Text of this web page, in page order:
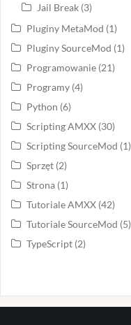
Jail Break (3)
Pluginy MetaMod (1)
Pluginy SourceMod (1)
Programowanie (21)
Programy (4)
Python (6)
Scripting AMXX (30)
Scripting SourceMod (1)
Sprzęt (2)
Strona (1)
Tutoriale AMXX (42)
Tutoriale SourceMod (5)
TypeScript (2)